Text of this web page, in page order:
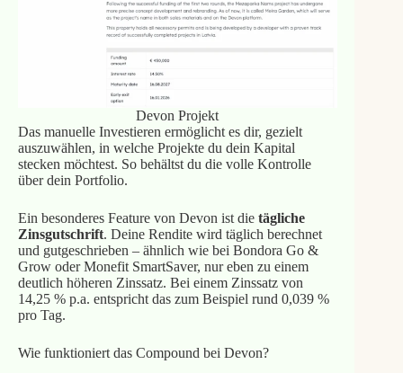
Devon Projekt
Das manuelle Investieren ermöglicht es dir, gezielt
auszuwählen, in welche Projekte du dein Kapital
stecken möchtest. So behältst du die volle Kontrolle
über dein Portfolio.
Ein besonderes Feature von Devon ist die tägliche
Zinsgutschrift. Deine Rendite wird täglich berechnet
und gutgeschrieben – ähnlich wie bei Bondora Go &
Grow oder Monefit SmartSaver, nur eben zu einem
deutlich höheren Zinssatz. Bei einem Zinssatz von
14,25 % p.a. entspricht das zum Beispiel rund 0,039 %
pro Tag.
Wie funktioniert das Compound bei Devon?